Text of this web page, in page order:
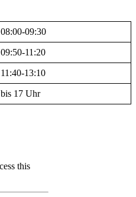
08:00-09:30
09:50-11:20
11:40-13:10
bis 17 Uhr